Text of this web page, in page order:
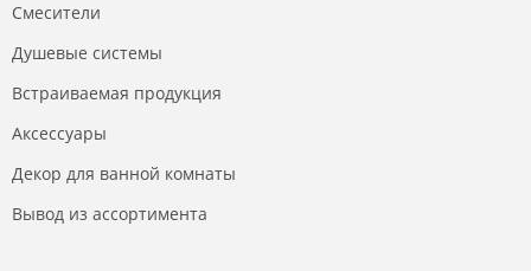
Смесители
Душевые системы
Встраиваемая продукция
Аксессуары
Декор для ванной комнаты
Вывод из ассортимента